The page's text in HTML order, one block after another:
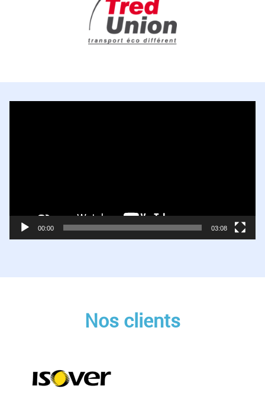
00:00 03:08
Nos clients